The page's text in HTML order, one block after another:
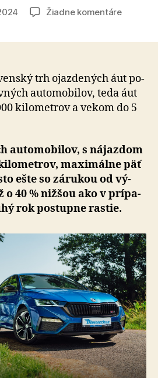
Žiadne komentárena
narástla
až
o
tretinu,
ale
vyššie
trh ojazdených áut po­
auto­mo­bi­lov, teda áut
ki­lo­metrov a ve­kom do 5
automobilov, s ná­jazdom
ma­xi­mál­ne päť
ešte so zá­ru­kou od vý­
o 40 % nižšou ako v prí­pa­
rok postupne rastie.